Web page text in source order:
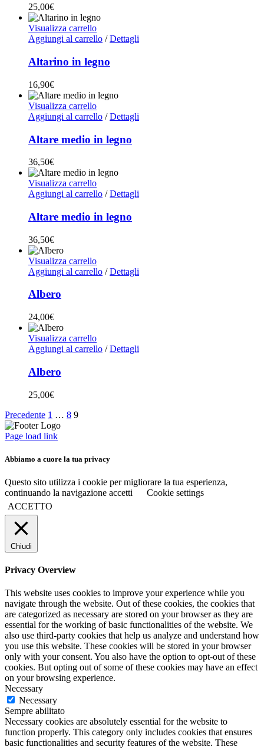
25,00€
Visualizza carrello
Aggiungi al carrello / Dettagli
Altarino in legno
16,90€
Visualizza carrello
Aggiungi al carrello / Dettagli
Altare medio in legno
36,50€
Visualizza carrello
Aggiungi al carrello / Dettagli
Altare medio in legno
36,50€
Visualizza carrello
Aggiungi al carrello / Dettagli
Albero
24,00€
Visualizza carrello
Aggiungi al carrello / Dettagli
Albero
25,00€
Precedente 1 … 8 9
Page load link
Abbiamo a cuore la tua privacy
Questo sito utilizza i cookie per migliorare la tua esperienza,
continuando la navigazione accetti
Cookie settings
ACCETTO
Chiudi
Privacy Overview
This website uses cookies to improve your experience while you
navigate through the website. Out of these cookies, the cookies that
are categorized as necessary are stored on your browser as they are
essential for the working of basic functionalities of the website. We
also use third-party cookies that help us analyze and understand how
you use this website. These cookies will be stored in your browser
only with your consent. You also have the option to opt-out of these
cookies. But opting out of some of these cookies may have an effect
on your browsing experience.
Necessary
Necessary
Sempre abilitato
Necessary cookies are absolutely essential for the website to
function properly. This category only includes cookies that ensures
basic functionalities and security features of the website. These